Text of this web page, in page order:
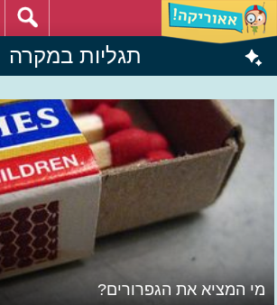
תגליות במקרה
מי המציא את הגפרורים?